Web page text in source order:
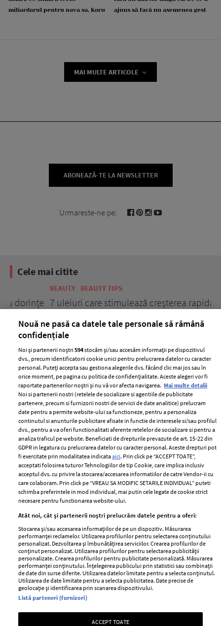
miliardarul pentru nava sa, Koru
ajuns să facă un asemenea gest
MAI MULTE ARTICOLE
ABONEAZĂ-TE LA NEWSLETTER
Urmareste-ne pe:
Cele mai citite
BEAUTY TIPS
7 uleiuri care stimulează creșterea rapidă a
ELLE Style Awards
2024
Despre ELLE
Romania
Contact
Abonamente
Termeni si conditii
Politica de
confidențialitate
Politica de cookies
Publicitate
GSP
Unica
Baby
Retete
femei
Viva
Avantaje
Retete practice
Pariază responsabil! Decizia ONJN nr. 821/25.09.2025.
Jocurile de noroc sunt interzise minorilor.
Nouă ne pasă ca datele tale personale să rămână
confidențiale
Noi și partenerii noștri594stocăm și/sau accesăm informații pe dispozitivul
dvs., precum identificatorii cookie unici pentru prelucrarea datelor cu caracter
personal. Puteți accepta sau gestiona alegerile dvs. făcând clic mai jos sau în
orice moment, pe pagina cu politica de confidențialitate. Aceste alegeri vor fi
raportate partenerilor noștri și nu vă vor afecta navigarea. Mai multe detalii
Noi si partenerii nostri (retelele de socializare si agentiile de publicitate
partenere, precum si furnizorii nostri de servicii de date analitice) prelucram
date pentru a permite website-ului sa functioneze, pentru a personaliza
continutul si anunturile publicitare afisate in functie de interesele si/sau profilul
dvs., pentru a va oferi functionalitati aferente retelelor de socializare si pentru a
analiza traficul pe website. Beneficiati de drepturile prevazute de art. 15-22 din
GDPR in legatura cu prelucrarea datelor cu caracter personal. Aceste drepturi pot
fi exercitate prin modalitatea indicataaici. Prin click pe “ACCEPT TOATE”,
acceptati folosirea tuturor Tehnologiilor de tip Cookie, care implica inclusiv
acceptul dvs. cu privire la stocarea/accesarea informatiilor de catre Vendor-ii cu
care colaboram. Prin click pe “VREAU SA MODIFIC SETARILE INDIVIDUAL” puteti
schimba preferintele in mod individual, mai putin cele legate de cookie strict
necesare pentru functionarea website-ului.
Atât noi, cât și partenerii noștri prelucrăm datele pentru a oferi:
Stocarea și/sau accesarea informațiilor de pe un dispozitiv. Măsurarea
performanței reclamelor. Utilizarea profilurilor pentru selectarea conținutului
personalizat. Dezvoltarea și îmbunătățirea serviciilor. Crearea profilurilor de
conținut personalizat. Utilizarea profilurilor pentru selectarea publicității
personalizate. Crearea profilurilor pentru publicitate personalizată. Măsurarea
performanței conținutului. Înțelegerea publicului prin statistici sau combinații
de date din surse diferite. Utilizarea datelor limitate pentru a selecta conținutul.
Utilizarea de date limitate pentru a selecta publicitatea. Date precise de
geolocație și identificarea prin scanarea dispozitivului.
Listă parteneri (furnizori)
ACCEPT TOATE